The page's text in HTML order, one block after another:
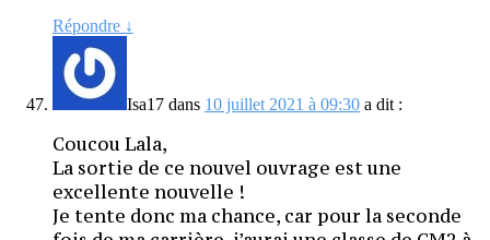
Répondre ↓
Isa17 dans 10 juillet 2021 à 09:30 a dit :
Coucou Lala,
La sortie de ce nouvel ouvrage est une
excellente nouvelle !
Je tente donc ma chance, car pour la seconde